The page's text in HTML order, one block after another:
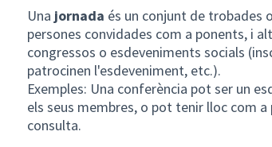
Una jornada és un conjunt de trobades
persones convidades com a ponents, i
congressos o esdeveniments socials
patrocinen l'esdeveniment, etc.).
Exemples: Una conferència pot ser un
els seus membres, o pot tenir lloc com
consulta.